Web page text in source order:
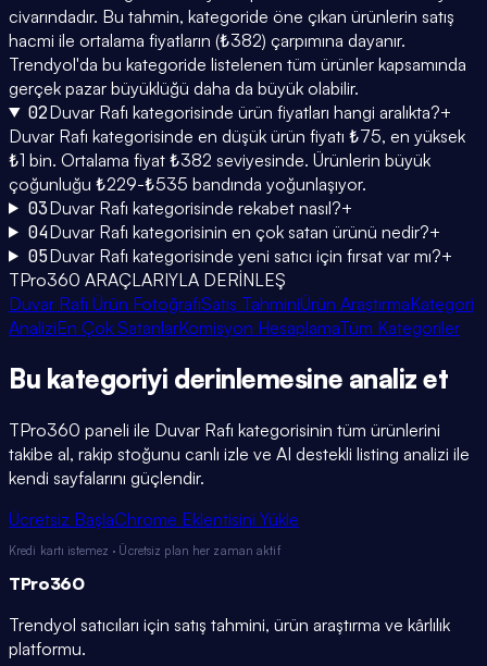
civarındadır. Bu tahmin, kategoride öne çıkan ürünlerin satış
hacmi ile ortalama fiyatların (₺382) çarpımına dayanır.
Trendyol'da bu kategoride listelenen tüm ürünler kapsamında
gerçek pazar büyüklüğü daha da büyük olabilir.
02Duvar Rafı kategorisinde ürün fiyatları hangi aralıkta?+
Duvar Rafı kategorisinde en düşük ürün fiyatı ₺75, en yüksek
₺1 bin. Ortalama fiyat ₺382 seviyesinde. Ürünlerin büyük
çoğunluğu ₺229-₺535 bandında yoğunlaşıyor.
03Duvar Rafı kategorisinde rekabet nasıl?+
04Duvar Rafı kategorisinin en çok satan ürünü nedir?+
05Duvar Rafı kategorisinde yeni satıcı için fırsat var mı?+
TPro360 ARAÇLARIYLA DERİNLEŞ
Duvar Rafı Ürün FotoğrafıSatış TahminiÜrün AraştırmaKategori
AnaliziEn Çok SatanlarKomisyon HesaplamaTüm Kategoriler
Bu kategoriyi derinlemesine analiz et
TPro360 paneli ile Duvar Rafı kategorisinin tüm ürünlerini
takibe al, rakip stoğunu canlı izle ve AI destekli listing analizi ile
kendi sayfalarını güçlendir.
Ücretsiz BaşlaChrome Eklentisini Yükle
Kredi kartı istemez · Ücretsiz plan her zaman aktif
TPro360
Trendyol satıcıları için satış tahmini, ürün araştırma ve kârlılık
platformu.